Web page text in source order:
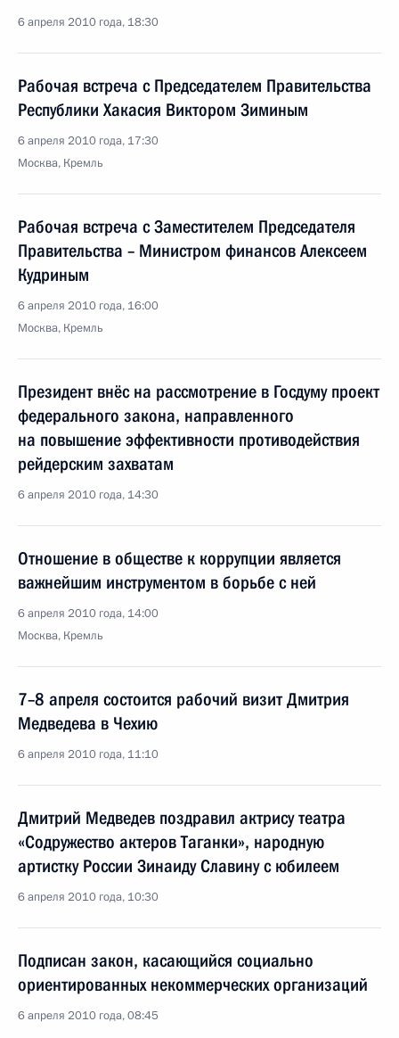
6 апреля 2010 года, 18:30
Рабочая встреча с Председателем Правительства
Республики Хакасия Виктором Зиминым
6 апреля 2010 года, 17:30
Москва, Кремль
Рабочая встреча с Заместителем Председателя
Правительства – Министром финансов Алексеем
Кудриным
6 апреля 2010 года, 16:00
Москва, Кремль
Президент внёс на рассмотрение в Госдуму проект
федерального закона, направленного
на повышение эффективности противодействия
рейдерским захватам
6 апреля 2010 года, 14:30
Отношение в обществе к коррупции является
важнейшим инструментом в борьбе с ней
6 апреля 2010 года, 14:00
Москва, Кремль
7–8 апреля состоится рабочий визит Дмитрия
Медведева в Чехию
6 апреля 2010 года, 11:10
Дмитрий Медведев поздравил актрису театра
«Содружество актеров Таганки», народную
артистку России Зинаиду Славину с юбилеем
6 апреля 2010 года, 10:30
Подписан закон, касающийся социально
ориентированных некоммерческих организаций
6 апреля 2010 года, 08:45